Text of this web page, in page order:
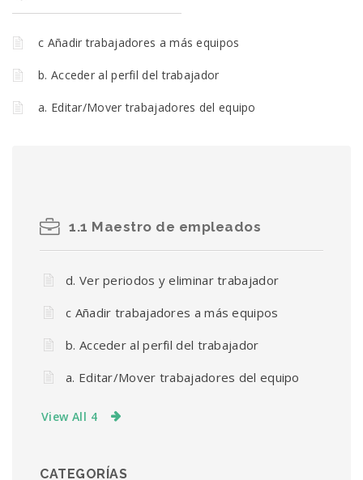
c Añadir trabajadores a más equipos
b. Acceder al perfil del trabajador
a. Editar/Mover trabajadores del equipo
1.1 Maestro de empleados
d. Ver periodos y eliminar trabajador
c Añadir trabajadores a más equipos
b. Acceder al perfil del trabajador
a. Editar/Mover trabajadores del equipo
View All 4
CATEGORÍAS